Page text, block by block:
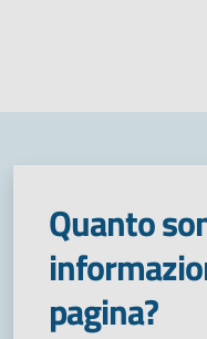
Quanto
pagina?